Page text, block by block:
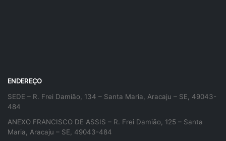
ENDEREÇO
SEDE – R. Frei Damião, 134 – Santa Maria, Aracaju – SE, 49043-
484
ANEXO FRANCISCO DE ASSIS – R. Frei Damião, 125 – Santa
Maria, Aracaju – SE, 49043-484